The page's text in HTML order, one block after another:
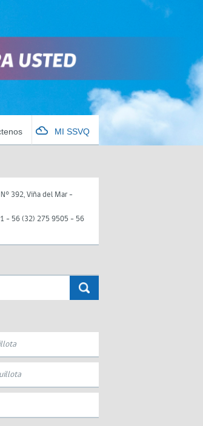
MI SSVQ
392, Viña del Mar -
- 56 (32) 275 9505 - 56